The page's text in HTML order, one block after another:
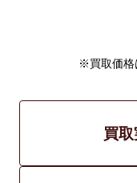
※買取価格
買